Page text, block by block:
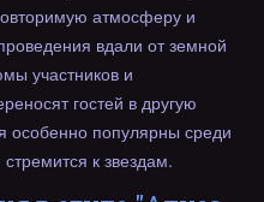
атмосферу и
вдали от земной
участников и
гостей в другую
особенно популярны среди
к звездам.